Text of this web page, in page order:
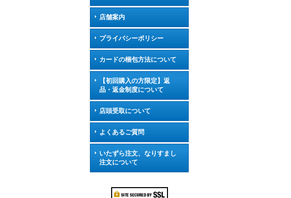
店舗案内
プライバシーポリシー
カードの梱包方法について
【初回購入の方限定】返
品・返金制度について
店頭受取について
よくあるご質問
いたずら注文、なりすまし
注文について